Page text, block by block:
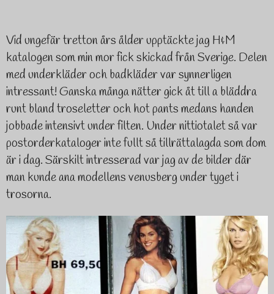
Vid ungefär tretton års ålder upptäckte jag H&M
katalogen som min mor fick skickad från Sverige. Delen
med underkläder och badkläder var synnerligen
intressant! Ganska många nätter gick åt till a bläddra
runt bland troseletter och hot pants medans handen
jobbade intensivt under filten. Under nittiotalet så var
postorderkataloger inte fullt så tillrättalagda som dom
är i dag. Särskilt intresserad var jag av de bilder där
man kunde ana modellens venusberg under tyget i
trosorna.